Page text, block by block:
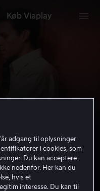
Køb Viaplay
adgang til oplysninger
i cookies, som
Du kan acceptere
nedenfor. Her kan du
hvis et
interesse. Du kan til